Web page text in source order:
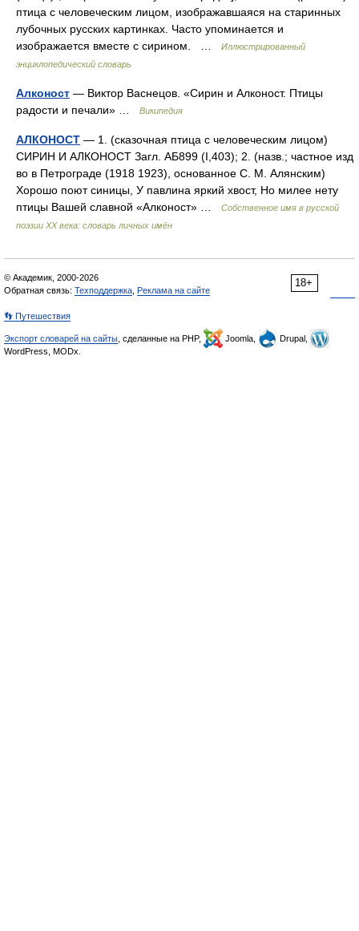
птица с человеческим лицом, изображавшаяся на старинных
лубочных русских картинках. Часто упоминается и
изображается вместе с сирином. …
Иллюстрированный
энциклопедический словарь
Алконост — Виктор Васнецов. «Сирин и Алконост. Птицы
радости и печали» …
Википедия
АЛКОНОСТ — 1. (сказочная птица с человеческим лицом)
СИРИН И АЛКОНОСТ Загл. АБ899 (I,403); 2. (назв.; частное изд
во в Петрограде (1918 1923), основанное С. М. Алянским)
Хорошо поют синицы, У павлина яркий хвост, Но милее нету
птицы Вашей славной «Алконост» …
Собственное имя в русской
поэзии XX века: словарь личных имён
18+
© Академик, 2000-2026
Обратная связь: Техподдержка Реклама на сайте
👣 Путешествия
Экспорт словарей на сайты , сделанные на PHP, Joomla,
Drupal,
WordPress, MODx.